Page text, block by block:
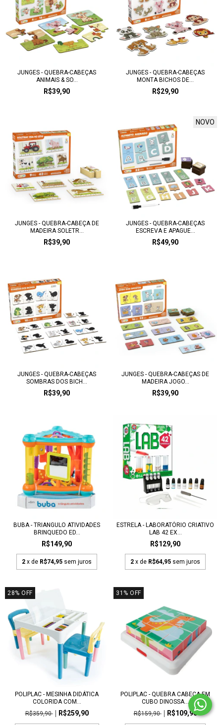
JUNGES - QUEBRA-CABEÇAS
ANIMAIS & SO...
R$39,90
JUNGES - QUEBRA-CABEÇAS
MONTA BICHOS DE...
R$29,90
JUNGES - QUEBRA-CABEÇA DE
MADEIRA SOLETR...
R$39,90
NOVO
JUNGES - QUEBRA-CABEÇAS
ESCREVA E APAGUE...
R$49,90
JUNGES - QUEBRA-CABEÇAS
SOMBRAS DOS BICH...
R$39,90
JUNGES - QUEBRA-CABEÇAS DE
MADEIRA JOGO...
R$39,90
BUBA - TRIANGULO ATIVIDADES
BRINQUEDO ED...
R$149,90
2 x de R$74,95 sem juros
ESTRELA - LABORATÓRIO CRIATIVO
LAB 42 EX...
R$129,90
2 x de R$64,95 sem juros
28% OFF
POLIPLAC - MESINHA DIDÁTICA
COLORIDA COM...
R$359,90
R$259,90
31 % OFF
POLIPLAC - QUEBRA CABEÇA EM
CUBO DINOSSA...
R$159,90
R$109,90